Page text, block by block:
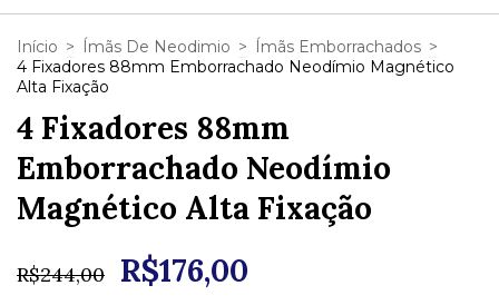
Início > Ímãs De Neodimio > Ímãs Emborrachados >
4 Fixadores 88mm Emborrachado Neodímio Magnético
Alta Fixação
4 Fixadores 88mm
Emborrachado Neodímio
Magnético Alta Fixação
R$244,00 R$176,00